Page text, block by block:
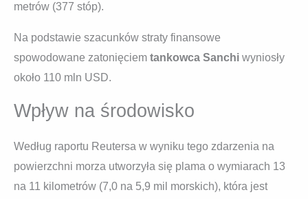
metrów (377 stóp).
Na podstawie szacunków straty finansowe
spowodowane zatonięciem tankowca Sanchi wyniosły
około 110 mln USD.
Wpływ na środowisko
Według raportu Reutersa w wyniku tego zdarzenia na
powierzchni morza utworzyła się plama o wymiarach 13
na 11 kilometrów (7,0 na 5,9 mil morskich), która jest